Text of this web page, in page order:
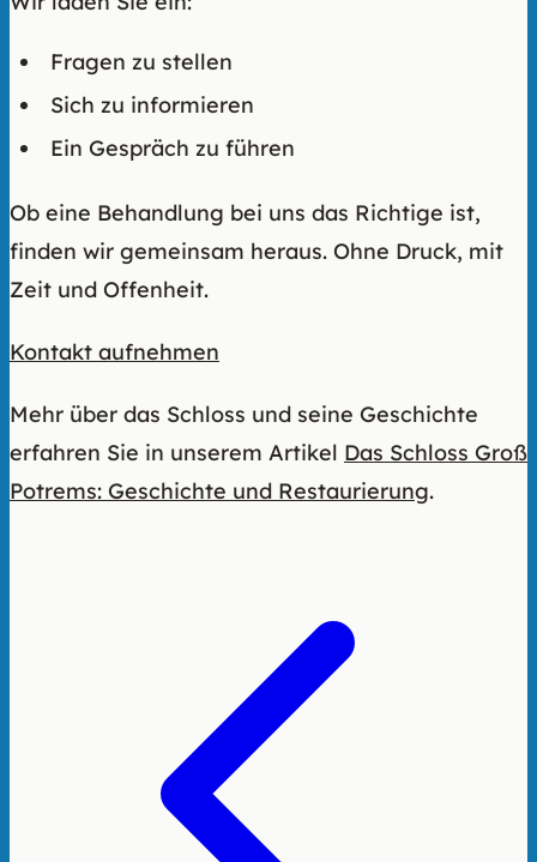
Fragen zu stellen
Sich zu informieren
Ein Gespräch zu führen
Ob eine Behandlung bei uns das Richtige ist,
finden wir gemeinsam heraus. Ohne Druck, mit
Zeit und Offenheit.
Kontakt aufnehmen
Mehr über das Schloss und seine Geschichte
erfahren Sie in unserem Artikel Das Schloss Groß
Potrems: Geschichte und Restaurierung.